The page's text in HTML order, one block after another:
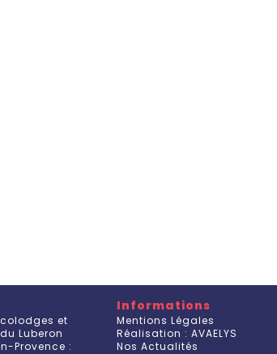
et
Luberon
Provence :
Informations
Mentions Légales
Réalisation : AVAELYS
Nos Actualités